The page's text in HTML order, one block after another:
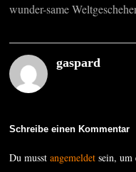
wunder-same
gaspard
Schreibe einen Kommentar
Du musstangemeldet sein, um